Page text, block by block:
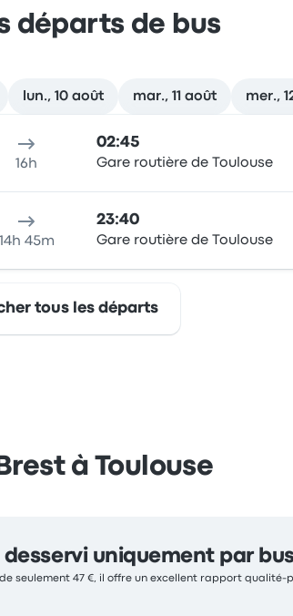
départs de bus
lun., 10 août mar., 11 août mer.,
16h
02:45
Gare routière de Toulouse
14h 45m
23:40
Gare routière de Toulouse
tous les départs
à Toulouse
uniquement par
seulement 47 €, il offre un excellent rapport qualité-